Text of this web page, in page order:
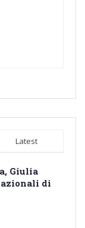
Latest
Giulia
di